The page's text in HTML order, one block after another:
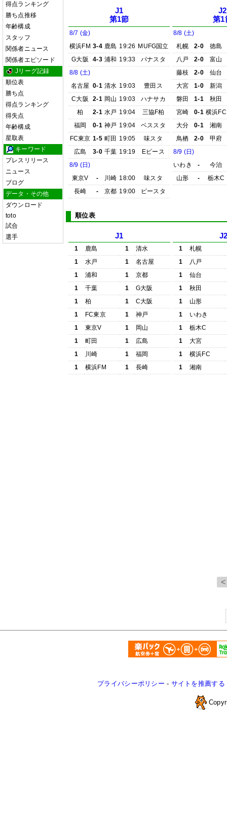
得点ランキング
勝ち点推移
年齢構成
スタッフ
関係者ニュース
関係者エピソード
Jリーグ記録
順位表
勝ち点
得点ランキング
得失点
年齢構成
星取表
キーワード
プレスリリース
ニュース
ブログ
データ・その他
ダウンロード
toto
試合
選手
J1
第1節
8/7 (金)
横浜FM 3-4 鹿島 19:26 MUFG国立
G大阪
4-3 浦和 19:33
パナスタ
8/8 (土)
名古屋 0-1 清水 19:03
豊田ス
C大阪
2-1 岡山 19:03
ハナサカ
柏
2-1 水戸 19:04
三協F柏
福岡
0-1 神戸 19:04
ベススタ
FC東京 1-5 町田 19:05
味スタ
広島
3-0 千葉 19:19
Eピース
8/9 (日)
東京V
- 川崎 18:00
味スタ
長崎
- 京都 19:00 ピースタ
J2
第1
8/8 (土)
札幌
2-0
徳島
八戸
2-0
富山
藤枝
2-0
仙台
大宮
1-0
新潟
磐田
1-1
秋田
宮崎
0-1 横浜FC
大分
0-1
湘南
鳥栖
2-0
甲府
8/9 (日)
いわき
-
今治
山形
- 栃木C
順位表
J1
1 鹿島 1
清水
1
水戸 1
名古屋
1
浦和 1
京都
1
千葉 1
G大阪
1
柏 1
C大阪
1
FC東京 1
神戸
1
東京V 1
岡山
1
町田 1
広島
1
川崎 1
福岡
1
横浜FM 1 長崎
1
札幌
1
八戸
1
仙台
1
秋田
1
山形
1
いわき
1
栃木C
1
大宮
1
横浜FC
1
湘南
プライバシーポリシー - サイトを推薦する